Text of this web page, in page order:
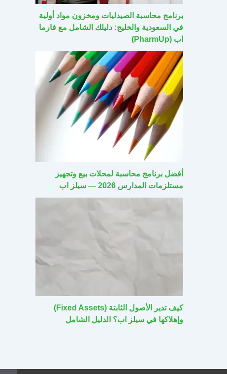
برنامج محاسبة الصيدليات ومخزون مواد أولية
في السعودية والخليج: دليلك الشامل مع فارما
اب (PharmUp)
أفضل برنامج محاسبة لمحلات بيع وتجهيز
مستلزمات المدارس 2026 — سيلز اب
كيف تدير الأصول الثابتة (Fixed Assets)
وإهلاكها في سيلز اب؟ الدليل الشامل